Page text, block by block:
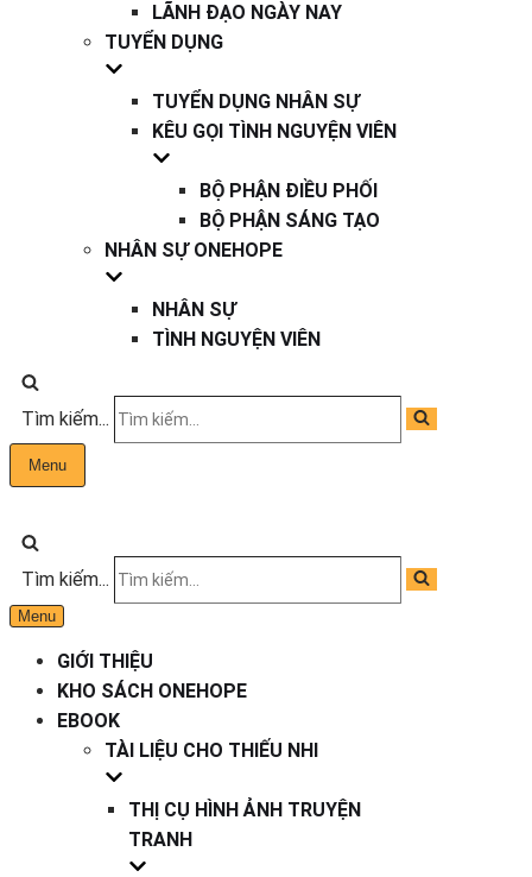
LÃNH ĐẠO NGÀY NAY
TUYỂN DỤNG
TUYỂN DỤNG NHÂN SỰ
KÊU GỌI TÌNH NGUYỆN VIÊN
BỘ PHẬN ĐIỀU PHỐI
BỘ PHẬN SÁNG TẠO
NHÂN SỰ ONEHOPE
NHÂN SỰ
TÌNH NGUYỆN VIÊN
Tìm kiếm...
Menu
Tìm kiếm...
Menu
GIỚI THIỆU
KHO SÁCH ONEHOPE
EBOOK
TÀI LIỆU CHO THIẾU NHI
THỊ CỤ HÌNH ẢNH TRUYỆN
TRANH